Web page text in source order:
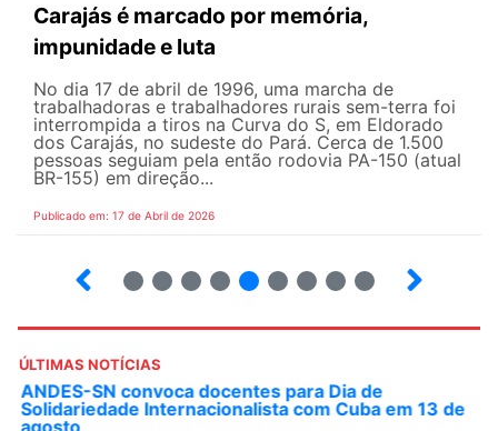
Carajás é marcado por memória,
impunidade e luta
No dia 17 de abril de 1996, uma marcha de
trabalhadoras e trabalhadores rurais sem-terra foi
interrompida a tiros na Curva do S, em Eldorado
dos Carajás, no sudeste do Pará. Cerca de 1.500
pessoas seguiam pela então rodovia PA-150 (atual
BR-155) em direção...
Publicado em: 17 de Abril de 2026
ÚLTIMAS NOTÍCIAS
ANDES-SN convoca docentes para Dia de
Solidariedade Internacionalista com Cuba em 13 de